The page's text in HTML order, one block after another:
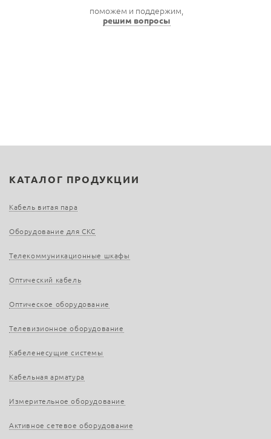
поможем и поддержим,
решим вопросы
КАТАЛОГ ПРОДУКЦИИ
Кабель витая пара
Оборудование для СКС
Телекоммуникационные шкафы
Оптический кабель
Оптическое оборудование
Телевизионное оборудование
Кабеленесущие системы
Кабельная арматура
Измерительное оборудование
Активное сетевое оборудование